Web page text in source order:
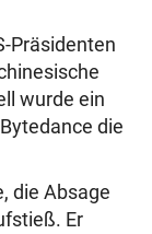
Präsidenten
wurde ein
die
die Absage
Er